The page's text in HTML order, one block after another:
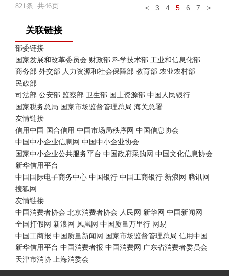
821条 共46页 < 3 4 5 6 7 >
关联链接
部委链接
国家发展和改革委员会 财政部 科学技术部 工业和信息化部
商务部 外交部 人力资源和社会保障部 教育部 农业农村部
民政部
司法部 公安部 监察部 卫生部 国土资源部 中国人民银行
国家税务总局 国家市场监督管理总局 海关总署
友情链接
信用中国
国合信用 中国市场局秩序网 中国信息协会
中国中小企业信息网 中国中小企业协会
国家中小企业公共服务平台 中国政府采购网 中国文化信息协会
新华信用平台
中国国际电子商务中心 中国银行 中国工商银行 新浪网 腾讯网
搜狐网
友情链接
中国消费者协会 北京消费者协会 人民网 新华网 中国新闻网
全国打假网 新浪网 凤凰网 中国质量万里行 网易
中国工商报 中国质量新闻网 国家市场监督管理总局 信用中国
新华信用平台 中国消费者报 中国消费网 广东省消费者委员会
天津市消协 上海消委会